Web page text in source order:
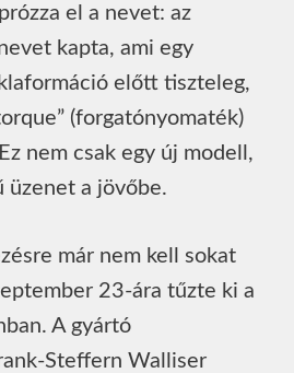
el a nevet: az
kapta, ami egy
előtt tiszteleg,
(forgatónyomaték)
nem csak egy új modell,
üzenet a jövőbe.
már nem kell sokat
23-ára tűzte ki a
A gyártó
Steffern Walliser